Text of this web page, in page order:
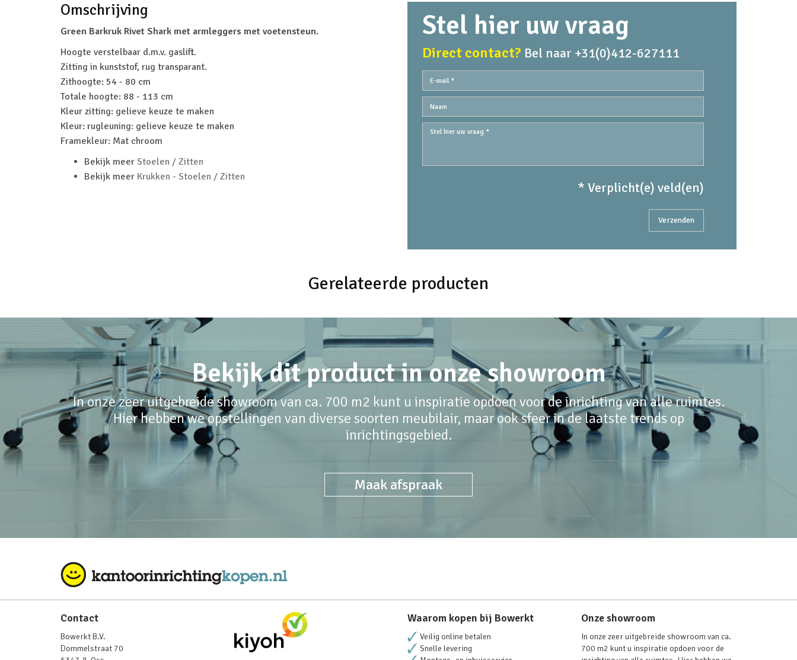
Omschrijving
Green Barkruk Rivet Shark met armleggers met voetensteun.
Hoogte verstelbaar d.m.v. gaslift.
Zitting in kunststof, rug transparant.
Zithoogte: 54 - 80 cm
Totale hoogte: 88 - 113 cm
Kleur zitting: gelieve keuze te maken
Kleur: rugleuning: gelieve keuze te maken
Framekleur: Mat chroom
Bekijk meer Stoelen / Zitten
Bekijk meer Krukken - Stoelen / Zitten
Stel hier uw vraag
Direct contact? Bel naar +31(0)412-627111
* Verplicht(e) veld(en)
Gerelateerde producten
Bekijk dit product in onze showroom
In onze zeer uitgebreide showroom van ca. 700 m2 kunt u inspiratie opdoen voor de inrichting van alle ruimtes.
Hier hebben we opstellingen van diverse soorten meubilair, maar ook sfeer in de laatste trends op
inrichtingsgebied.
Maak afspraak
Contact
Bowerkt B.V.
Dommelstraat 70
Waarom kopen bij Bowerkt
Veilig online betalen
Snelle levering
Onze showroom
In onze zeer uitgebreide showroom van ca.
700 m2 kunt u inspiratie opdoen voor de